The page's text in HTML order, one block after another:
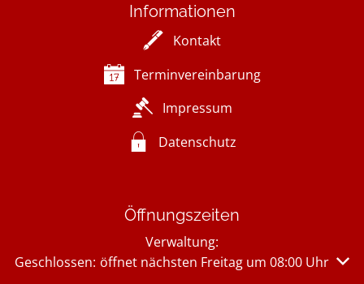
Informationen
Kontakt
Terminvereinbarung
Impressum
Datenschutz
Öffnungszeiten
Verwaltung:
Klicken, um weitere Öffnungs- oder Schließzeiten
Geschlossen: öffnet nächsten Freitag um 08:00 Uhr